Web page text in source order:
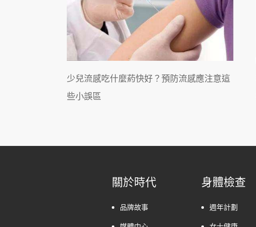
少兒流感吃什麼葯快好？預防流感應注意這
些小誤區
關於時代
品牌故事
身體檢查
週年計劃